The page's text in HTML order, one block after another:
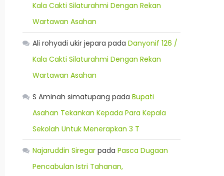
Kala Cakti Silaturahmi Dengan Rekan
Wartawan Asahan
Ali rohyadi ukir jepara padaDanyonif 126 /
Kala Cakti Silaturahmi Dengan Rekan
Wartawan Asahan
S Aminah simatupang padaBupati
Asahan Tekankan Kepada Para Kepala
Sekolah Untuk Menerapkan 3 T
Najaruddin Siregar padaPasca Dugaan
Pencabulan Istri Tahanan,